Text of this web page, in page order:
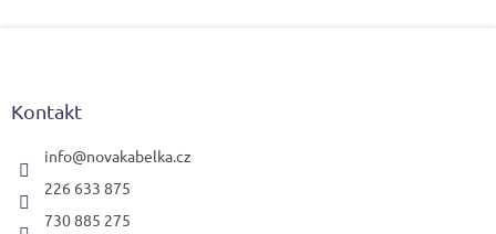
Kontakt
info@novakabelka.cz
226 633 875
730 885 275